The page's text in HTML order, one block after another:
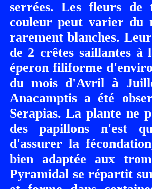
serrées. Les fleurs
couleur peut varier du
rarement blanches.
de 2 crêtes saillantes
éperon filiforme
du mois d'Avril à
Anacamptis a été
Serapias. La plante ne
des papillons n'est
d'assurer la
bien adaptée aux
Pyramidal se répartit